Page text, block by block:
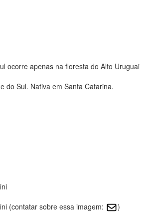
ocorre apenas na floresta do Alto Uruguai
do Sul. Nativa em Santa Catarina.
(contatar sobre essa imagem:
)